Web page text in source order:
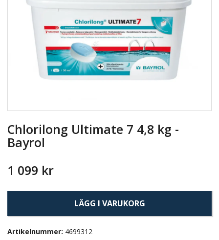
Chlorilong Ultimate 7 4,8 kg -
Bayrol
1 099 kr
LÄGG I VARUKORG
Artikelnummer: 4699312